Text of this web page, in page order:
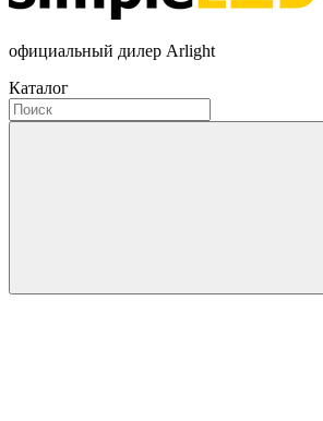
официальный дилер Arlight
Каталог